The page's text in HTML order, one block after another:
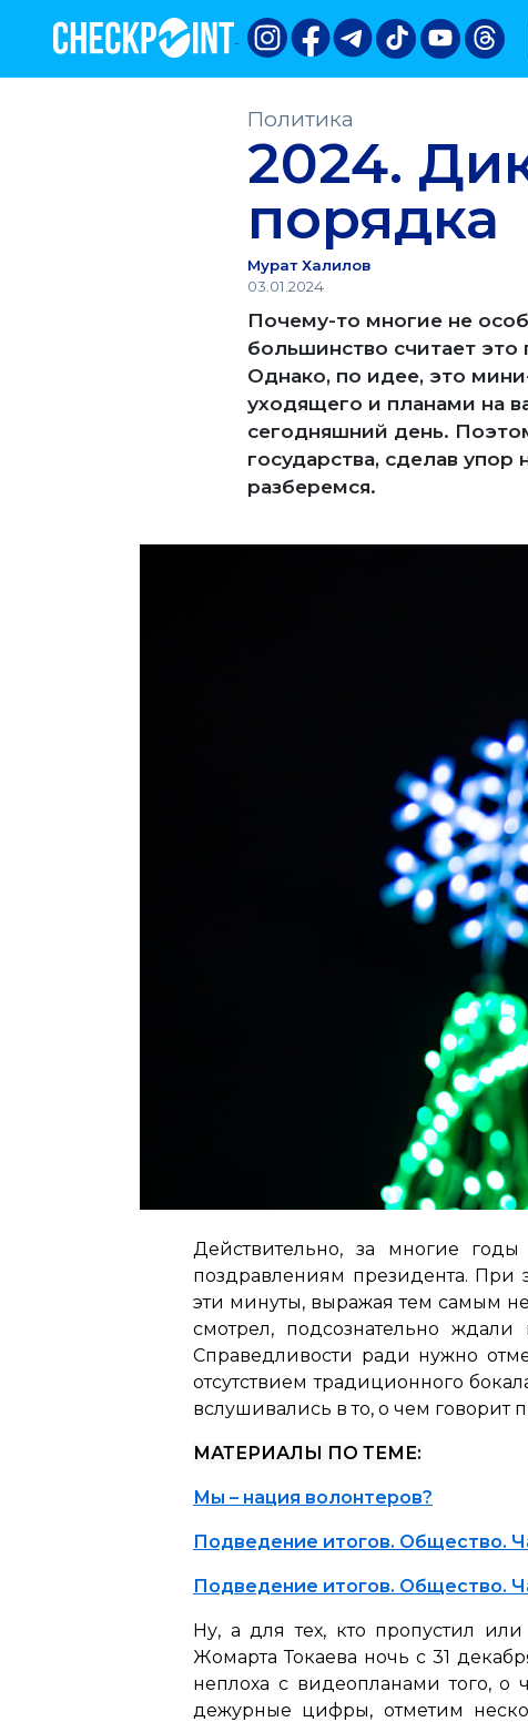
Политика
2024.
порядка
Мурат Халилов
03.01.2024
Почему-то многие не
большинство считает
Однако, по идее, это
уходящего и планами на
сегодняшний день.
государства, сделав упор
разберемся.
Действительно, за многие годы
поздравлениям президента. При
эти минуты, выражая тем самым
смотрел, подсознательно ждали
Справедливости ради нужно
отсутствием традиционного
вслушивались в то, о чем говорит
МАТЕРИАЛЫ ПО ТЕМЕ:
Мы – нация волонтеров?
Подведение итогов. Общество.
Подведение итогов. Общество.
Ну, а для тех, кто пропустил
Жомарта Токаева ночь с 31
неплоха с видеопланами того, о
дежурные цифры, отметим